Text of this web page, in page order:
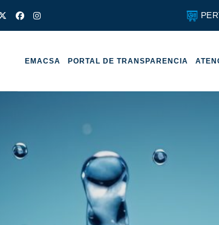
EMACSA PORTAL DE TRANSPARENCIA